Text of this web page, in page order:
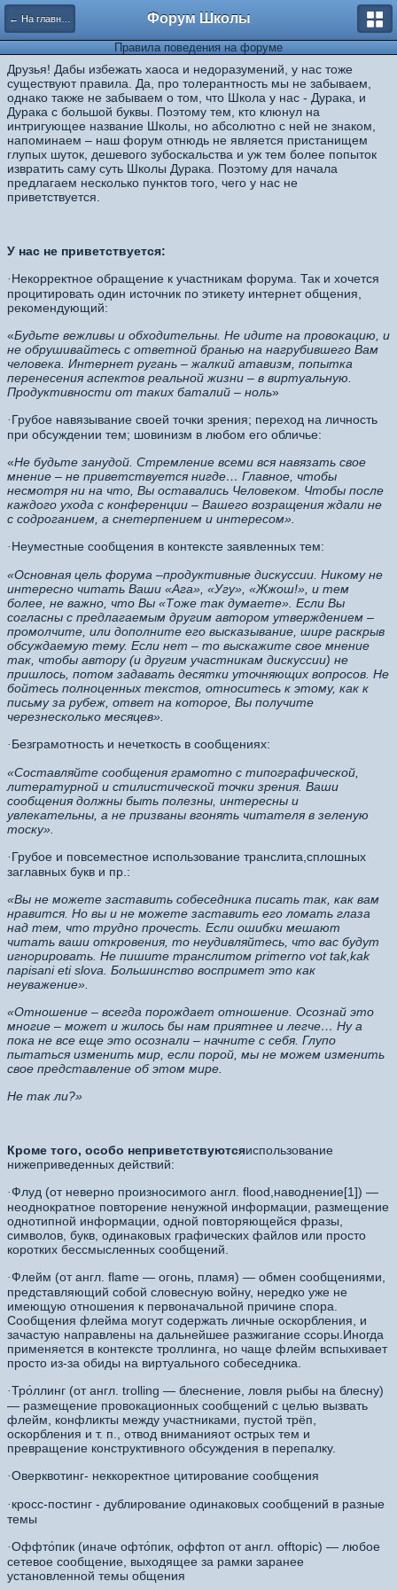
← На главную страницу Форум Школы
Правила поведения на форуме
Друзья! Дабы избежать хаоса и недоразумений, у нас тоже
существуют правила. Да, про толерантность мы не забываем,
однако также не забываем о том, что Школа у нас - Дурака, и
Дурака с большой буквы. Поэтому тем, кто клюнул на
интригующее название Школы, но абсолютно с ней не знаком,
напоминаем – наш форум отнюдь не является пристанищем
глупых шуток, дешевого зубоскальства и уж тем более попыток
извратить саму суть Школы Дурака. Поэтому для начала
предлагаем несколько пунктов того, чего у нас не
приветствуется.
У нас не приветствуется:
· Некорректное обращение к участникам форума. Так и хочется
процитировать один источник по этикету интернет общения,
рекомендующий:
«Будьте вежливы и обходительны. Не идите на провокацию, и
не обрушивайтесь с ответной бранью на нагрубившего Вам
человека. Интернет ругань – жалкий атавизм, попытка
перенесения аспектов реальной жизни – в виртуальную.
Продуктивности от таких баталий – ноль»
· Грубое навязывание своей точки зрения; переход на личность
при обсуждении тем; шовинизм в любом его обличье:
«Не будьте занудой. Стремление всеми вся навязать свое
мнение – не приветствуется нигде… Главное, чтобы
несмотря ни на что, Вы оставались Человеком. Чтобы после
каждого ухода с конференции – Вашего возращения ждали не
с содроганием, а снетерпением и интересом».
· Неуместные сообщения в контексте заявленных тем:
«Основная цель форума –продуктивные дискуссии. Никому не
интересно читать Ваши «Ага», «Угу», «Жжош!», и тем
более, не важно, что Вы «Тоже так думаете». Если Вы
согласны с предлагаемым другим автором утверждением –
промолчите, или дополните его высказывание, шире раскрыв
обсуждаемую тему. Если нет – то выскажите свое мнение
так, чтобы автору (и другим участникам дискуссии) не
пришлось, потом задавать десятки уточняющих вопросов. Не
бойтесь полноценных текстов, относитесь к этому, как к
письму за рубеж, ответ на которое, Вы получите
черезнесколько месяцев».
· Безграмотность и нечеткость в сообщениях:
«Составляйте сообщения грамотно с типографической,
литературной и стилистической точки зрения. Ваши
сообщения должны быть полезны, интересны и
увлекательны, а не призваны вгонять читателя в зеленую
тоску».
· Грубое и повсеместное использование транслита,сплошных
заглавных букв и пр.:
«Вы не можете заставить собеседника писать так, как вам
нравится. Но вы и не можете заставить его ломать глаза
над тем, что трудно прочесть. Если ошибки мешают
читать ваши откровения, то неудивляйтесь, что вас будут
игнорировать. Не пишите транслитом primerno vot tak,kak
napisani eti slova. Большинство воспримет это как
неуважение».
«Отношение – всегда порождает отношение. Осознай это
многие – может и жилось бы нам приятнее и легче… Ну а
пока не все еще это осознали – начните с себя. Глупо
пытаться изменить мир, если порой, мы не можем изменить
свое представление об этом мире.
Не так ли?»
Кроме того, особо неприветствуютсяиспользование
нижеприведенных действий:
·Флуд (от неверно произносимого англ. flood,наводнение[1]) —
неоднократное повторение ненужной информации, размещение
однотипной информации, одной повторяющейся фразы,
символов, букв, одинаковых графических файлов или просто
коротких бессмысленных сообщений.
·Флейм (от англ. flame — огонь, пламя) — обмен сообщениями,
представляющий собой словесную войну, нередко уже не
имеющую отношения к первоначальной причине спора.
Сообщения флейма могут содержать личные оскорбления, и
зачастую направлены на дальнейшее разжигание ссоры.Иногда
применяется в контексте троллинга, но чаще флейм вспыхивает
просто из-за обиды на виртуального собеседника.
·Тро́ллинг (от англ. trolling — блеснение, ловля рыбы на блесну)
— размещение провокационных сообщений с целью вызвать
флейм, конфликты между участниками, пустой трёп,
оскорбления и т. п., отвод вниманияот острых тем и
превращение конструктивного обсуждения в перепалку.
·Оверквотинг- неккоректное цитирование сообщения
· кросс-постинг - дублирование одинаковых сообщений в разные
темы
·Оффто́пик (иначе офто́пик, оффтоп от англ. offtopic) — любое
сетевое сообщение, выходящее за рамки заранее
установленной темы общения